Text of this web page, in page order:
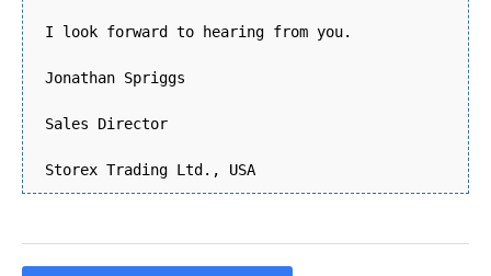
I look forward to hearing from you.
Jonathan Spriggs
Sales Director
Storex Trading Ltd., USA